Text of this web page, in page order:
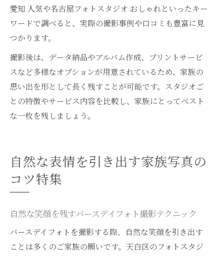
愛知 人気や名古屋フォトスタジオ おしゃれといったキー
ワードで調べると、実際の撮影事例や口コミも豊富に見
つかります。
撮影後は、データ納品やアルバム作成、プリントサービ
スなど多様なオプションが用意されているため、家族の
思い出を形として長く残すことが可能です。スタジオご
との特徴やサービス内容を比較し、家族にとってベスト
な一枚を残しましょう。
自然な表情を引き出す家族写真の
コツ特集
自然な笑顔を残すバースデイフォト撮影テクニック
バースデイフォトを撮影する際、自然な笑顔を引き出す
ことは多くのご家族の願いです。天白区のフォトスタジ